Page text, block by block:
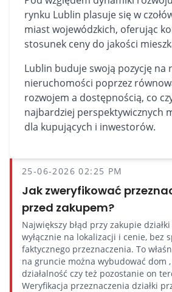
rynku Lublin plasuje się w
miast wojewódzkich, oferując
stosunek ceny do jakości
Lublin buduje swoją pozycję na
nieruchomości poprzez
rozwojem a dostępnością, co
najbardziej perspektywicznych
dla kupujących i inwestorów.
25-06-2026 02:25 PM
Jak zweryfikować
przed zakupem?
Największy błąd przy zakupie
wyłącznie na lokalizacji i cenie, bez
faktycznego przeznaczenia. To
na gruncie można wybudować dom
działalność czy też pozostanie on
Weryfikacja przeznaczenia działki